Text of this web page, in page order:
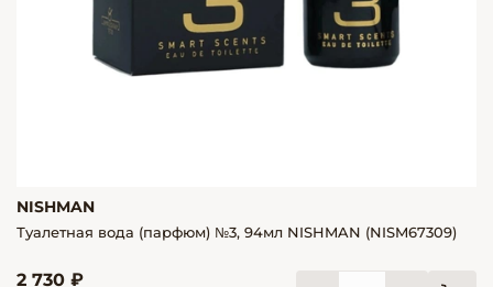
NISHMAN
Туалетная вода (парфюм) №3, 94мл NISHMAN (NISM67309)
2 730 ₽